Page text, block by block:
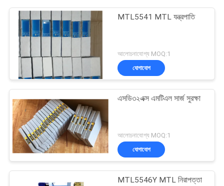
MTL5541 MTL যন্ত্রপাতি
আলোচনাযোগ্য MOQ:1
যোগাযোগ
এসডি৩২এক্স এমটিএল সার্জ সুরক্ষা
আলোচনাযোগ্য MOQ:1
যোগাযোগ
MTL5546Y MTL নিরাপত্তা